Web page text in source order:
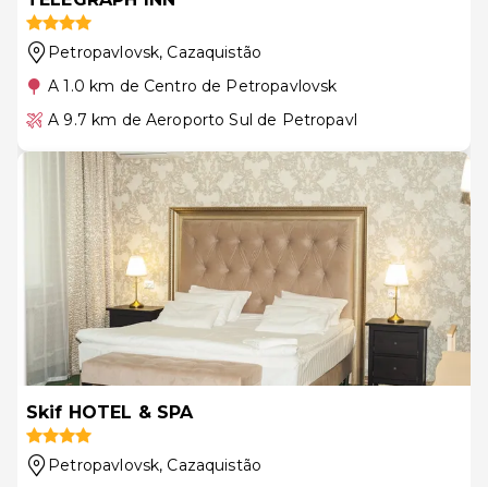
Petropavlovsk, Cazaquistão
A 1.0 km de Centro de Petropavlovsk
A 9.7 km de Aeroporto Sul de Petropavl
Skif HOTEL & SPA
Petropavlovsk, Cazaquistão